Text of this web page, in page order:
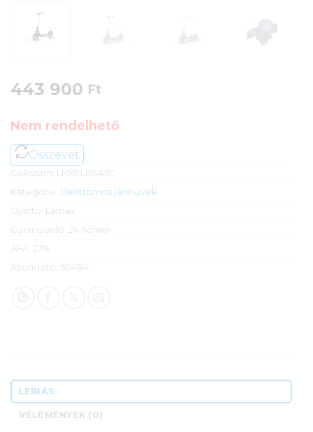
443 900 Ft
Nem rendelhető
Összevet
Cikkszám: LMXELRSA50
Kategória: Elektromos járművek
Gyártó: Lamax
Garanciaidő: 24 hónap
ÁFA: 27%
Azonosító: 50484
LEÍRÁS
VÉLEMÉNYEK (0)